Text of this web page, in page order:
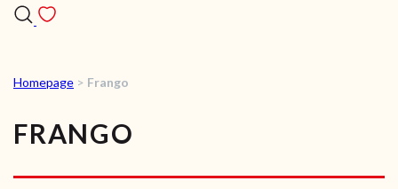
RECEITAS VEGGIE
Homepage > Frango
FRANGO